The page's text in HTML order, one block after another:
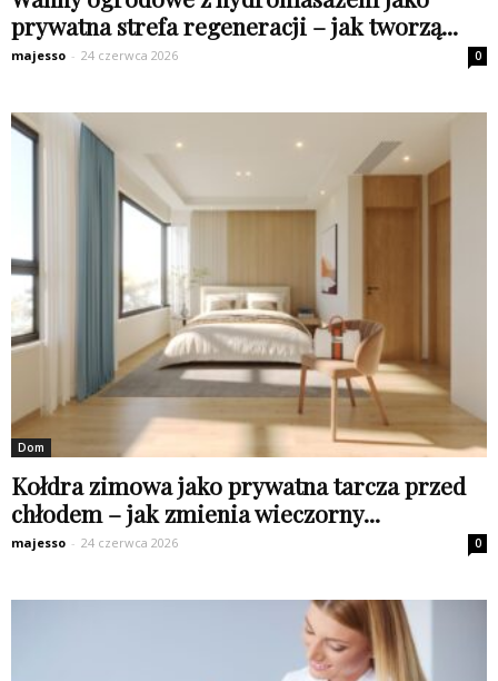
prywatna strefa regeneracji – jak tworzą...
majesso - 24 czerwca 2026 0
Dom
Kołdra zimowa jako prywatna tarcza przed
chłodem – jak zmienia wieczorny...
majesso - 24 czerwca 2026 0